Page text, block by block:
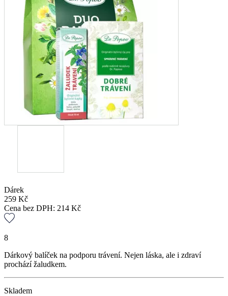
Dárek
259 Kč
Cena bez DPH: 214 Kč
8
Dárkový balíček na podporu trávení. Nejen láska, ale i zdraví
prochází žaludkem.
Skladem